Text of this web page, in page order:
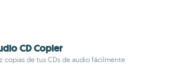
CD Copier
copias de tus CDs de audio fácilmente